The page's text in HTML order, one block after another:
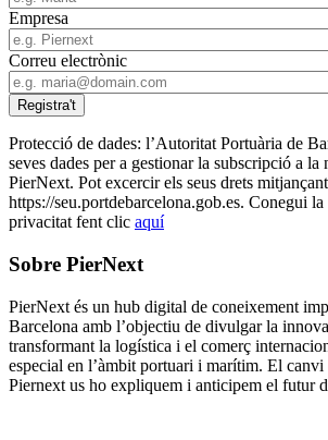
Empresa
Correu electrònic
Protecció de dades: l’Autoritat Portuària de
seves dades per a gestionar la subscripció a la
PierNext. Pot excercir els seus drets
https://seu.portdebarcelona.gob.es. Conegui
privacitat fent clic aquí
Sobre PierNext
PierNext és un hub digital de coneixement
Barcelona amb l’objectiu de divulgar la
transformant la logística i el comerç
especial en l’àmbit portuari i marítim. El canvi
Piernext us ho expliquem i anticipem el futur